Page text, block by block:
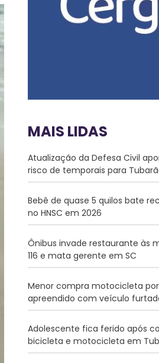
MAIS LIDAS
Atualização da Defesa Civil
risco de temporais para
Bebê de quase 5 quilos bate
no HNSC em 2026
Ônibus invade restaurante às
116 e mata gerente em SC
Menor compra motocicleta
apreendido com veículo
Adolescente fica ferido após
bicicleta e motocicleta em